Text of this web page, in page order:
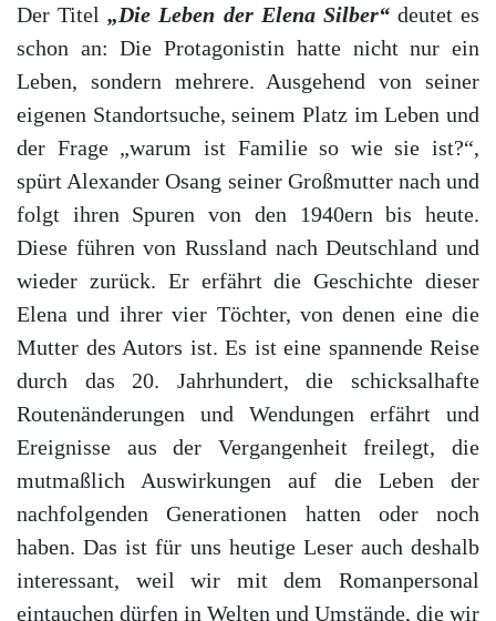
Der Titel„Die Leben der Elena Silber“deutet es
schon an: Die Protagonistin hatte nicht nur ein
Leben, sondern mehrere. Ausgehend von seiner
eigenen Standortsuche, seinem Platz im Leben und
der Frage „warum ist Familie so wie sie ist?“,
spürt Alexander Osang seiner Großmutter nach und
folgt ihren Spuren von den 1940ern bis heute.
Diese führen von Russland nach Deutschland und
wieder zurück. Er erfährt die Geschichte dieser
Elena und ihrer vier Töchter, von denen eine die
Mutter des Autors ist. Es ist eine spannende Reise
durch das 20. Jahrhundert, die schicksalhafte
Routenänderungen und Wendungen erfährt und
Ereignisse aus der Vergangenheit freilegt, die
mutmaßlich Auswirkungen auf die Leben der
nachfolgenden Generationen hatten oder noch
haben. Das ist für uns heutige Leser auch deshalb
interessant, weil wir mit dem Romanpersonal
eintauchen dürfen in Welten und Umstände, die wir